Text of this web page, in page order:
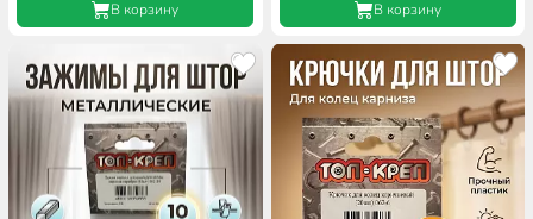
В корзину В корзину